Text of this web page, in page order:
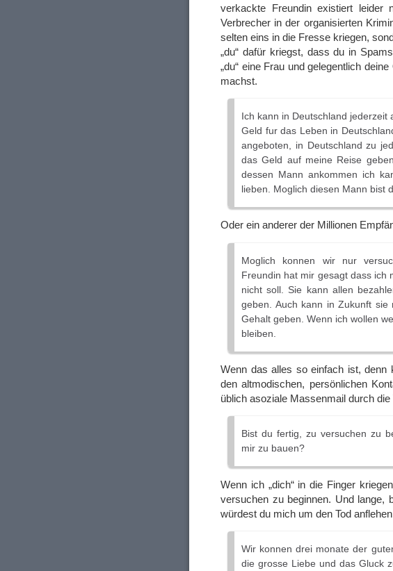
verkackte Freundin existiert leider
Verbrecher in der organisierten
selten eins in die Fresse kriegen,
„du“ dafür kriegst, dass du in
„du“ eine Frau und gelegentlich
machst.
Ich kann in Deutschland
Geld fur das Leben in
angeboten, in Deutschland zu
das Geld auf meine Reise
dessen Mann ankommen ich
lieben. Moglich diesen Mann bist
Oder ein anderer der Millionen
Moglich konnen wir nur
Freundin hat mir gesagt dass ich
nicht soll. Sie kann allen
geben. Auch kann in Zukunft
Gehalt geben. Wenn ich wollen
bleiben.
Wenn das alles so einfach ist,
den altmodischen, persönlichen
üblich asoziale Massenmail durch
Bist du fertig, zu versuchen zu
mir zu bauen?
Wenn ich „dich“ in die Finger
versuchen zu beginnen. Und lange,
würdest du mich um den Tod
Wir konnen drei monate der
die grosse Liebe und das Gluck